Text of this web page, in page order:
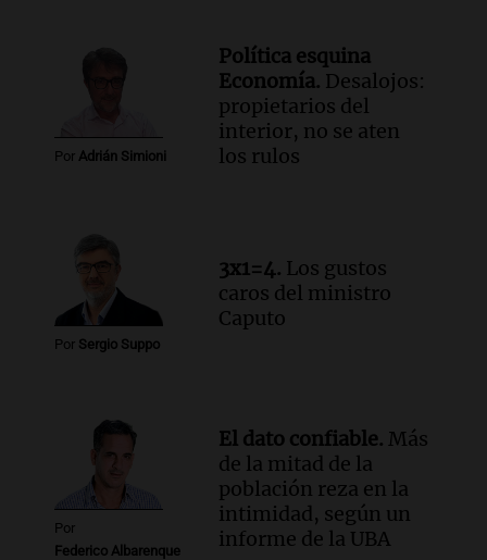
Estiman que la inflación nacional
de julio será menor al 2,9% registrado
en CABA
Una mañana para todos
Episodios
Una mañana para todos
Episodios
Audio.Chile planteó mejorar la
conectividad fronteriza, aérea y digital
con Jujuy
Por Adrián Simioni
Política esquina
Economía. Desalojos:
propietarios del
interior, no se aten
los rulos
Por Sergio Suppo
3x1=4. Los gustos
caros del ministro
Caputo
Por
Federico Albarenque
El dato confiable. Más
de la mitad de la
población reza en la
intimidad, según un
informe de la UBA